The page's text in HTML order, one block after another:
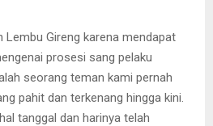
Lembu Gireng karena mendapat
prosesi sang pelaku
seorang teman kami pernah
pahit dan terkenang hingga kini.
tanggal dan harinya telah